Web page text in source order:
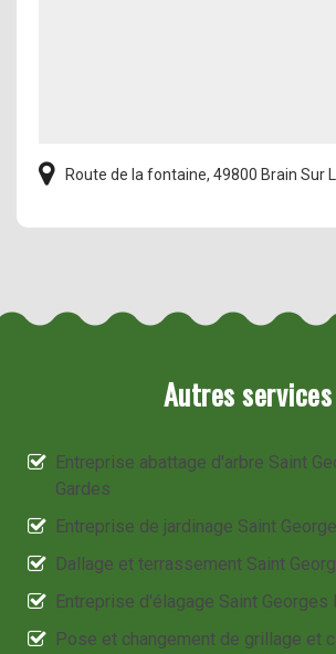
Route de la fontaine, 49800 Brain Sur
Autres services
Entreprise abattage d'arbre Saint
Gardes
Entreprise de jardinage Saint
Dallage et terrassement Saint
Entreprise d'élagage Saint Georges
Pose et changement de grillage et